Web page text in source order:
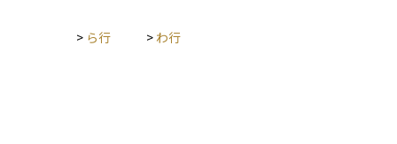
> ら行 > わ行